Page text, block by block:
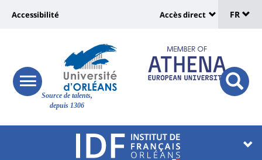
Site
Source de talents,
depuis 1306
Université
responsive
menu
button
Université
vers
page
accessibilité
Accessibilité
:
Shortcut
links
Accès direct
de
FR
Université